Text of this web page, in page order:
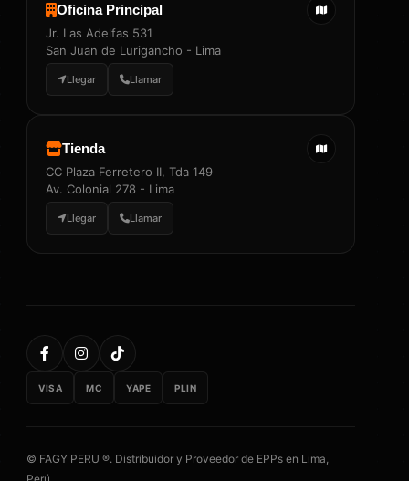
Oficina Principal
Jr. Las Adelfas 531
San Juan de Lurigancho - Lima
Llegar Llamar
Tienda
CC Plaza Ferretero II, Tda 149
Av. Colonial 278 - Lima
Llegar Llamar
VISA MC YAPE PLIN
© FAGY PERU ®. Distribuidor y Proveedor de EPPs en Lima,